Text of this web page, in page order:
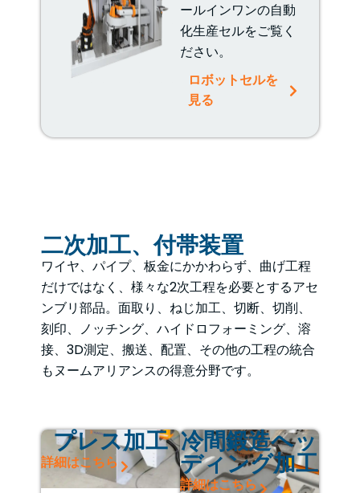
ールインワンの自動
化生産セルをご覧く
ださい。
ロボットセルを
見る
二次加工、付帯装置
ワイヤ、パイプ、板金にかかわらず、曲げ工程
だけではなく、様々な2次工程を必要とするアセ
ンブリ部品。面取り、ねじ加工、切断、切削、
刻印、ノッチング、ハイドロフォーミング、溶
接、3D測定、搬送、配置、その他の工程の統合
もヌームアリアンスの得意分野です。
プレス加工
詳細はこちら
冷間鍛造ヘッ
ディング加工
詳細はこちら